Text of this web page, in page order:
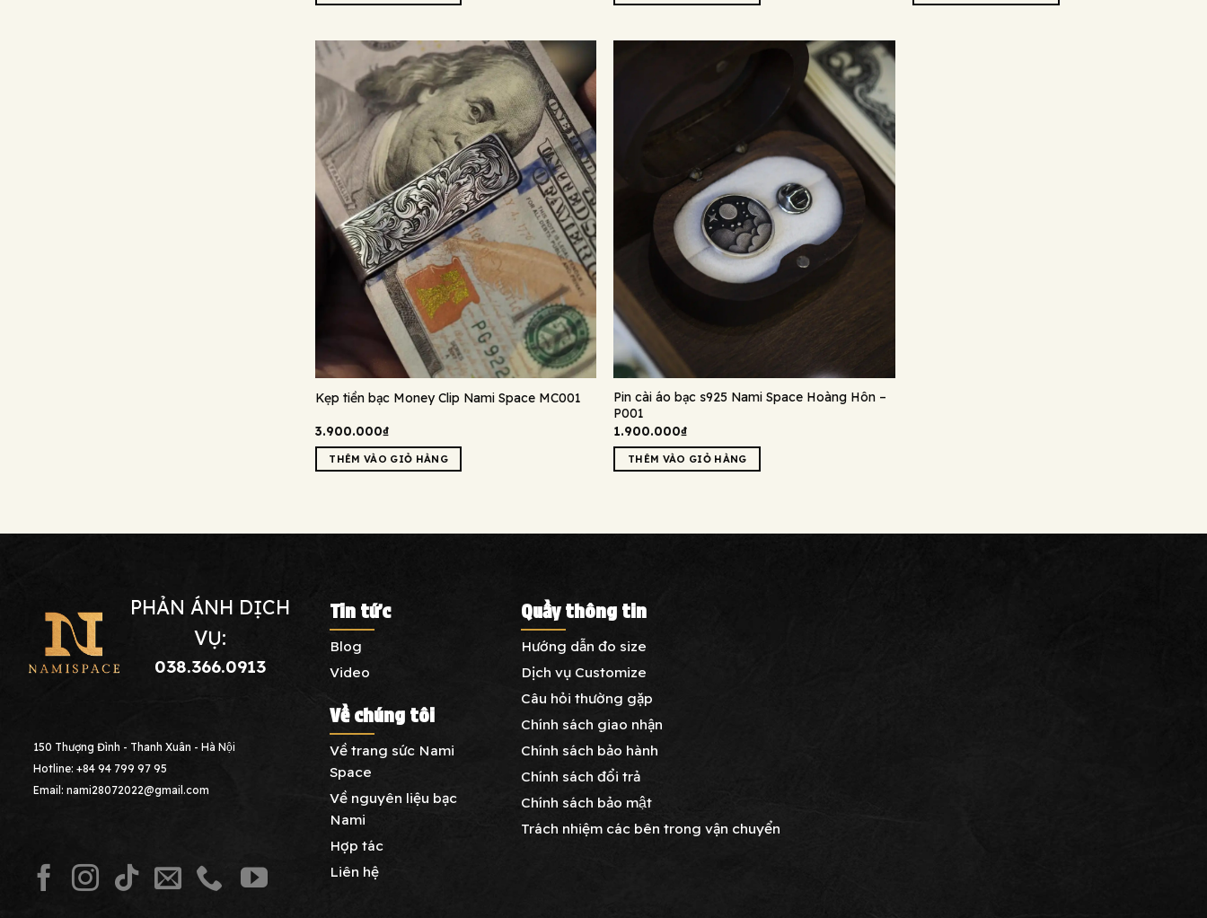
Kẹp tiền bạc Money Clip Nami Space MC001
3.900.000₫
THÊM VÀO GIỎ HÀNG
Pin cài áo bạc s925 Nami Space Hoàng Hôn –
P001
1.900.000₫
THÊM VÀO GIỎ HÀNG
PHẢN ÁNH DỊCH
VỤ:
038.366.0913
150 Thượng Đình - Thanh Xuân - Hà Nội
Hotline: +84 94 799 97 95
Email: nami28072022@gmail.com
Tin tức
Blog
Video
Về chúng tôi
Về trang sức Nami
Space
Về nguyên liệu bạc
Nami
Hợp tác
Liên hệ
Quầy thông tin
Hướng dẫn đo size
Dịch vụ Customize
Câu hỏi thường gặp
Chính sách giao nhận
Chính sách bảo hành
Chính sách đổi trả
Chính sách bảo mật
Trách nhiệm các bên trong vận chuyển